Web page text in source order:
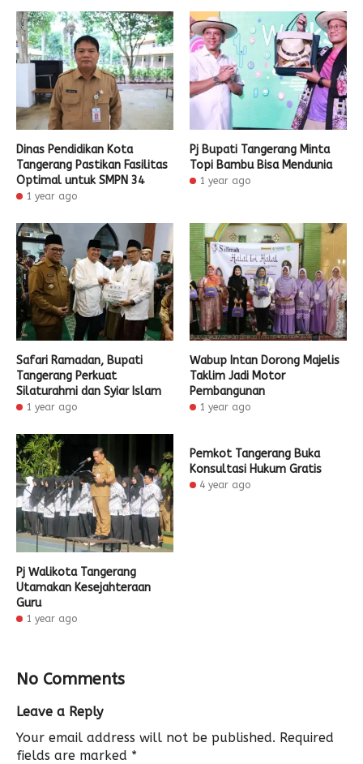
Dinas Pendidikan Kota
Tangerang Pastikan Fasilitas
Optimal untuk SMPN 34
1 year ago
Pj Bupati Tangerang Minta
Topi Bambu Bisa Mendunia
1 year ago
Safari Ramadan, Bupati
Tangerang Perkuat
Silaturahmi dan Syiar Islam
1 year ago
Wabup Intan Dorong Majelis
Taklim Jadi Motor
Pembangunan
1 year ago
Pj Walikota Tangerang
Utamakan Kesejahteraan
Guru
1 year ago
Pemkot Tangerang Buka
Konsultasi Hukum Gratis
4 year ago
No Comments
Leave a Reply
Your email address will not be published. Required
fields are marked *